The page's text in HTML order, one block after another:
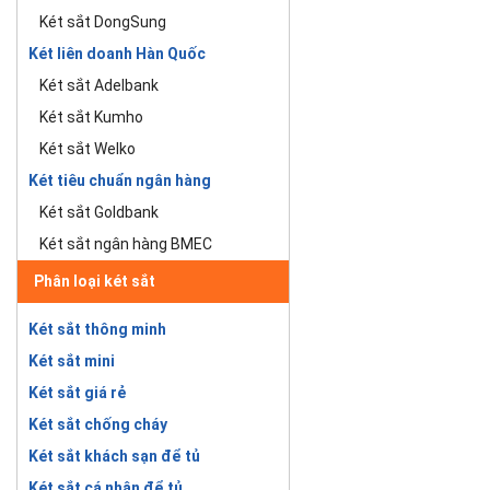
Két sắt DongSung
Két liên doanh Hàn Quốc
Két sắt Adelbank
Két sắt Kumho
Két sắt Welko
Két tiêu chuẩn ngân hàng
Két sắt Goldbank
Két sắt ngân hàng BMEC
Phân loại két sắt
Két sắt thông minh
Két sắt mini
Két sắt giá rẻ
Két sắt chống cháy
Két sắt khách sạn để tủ